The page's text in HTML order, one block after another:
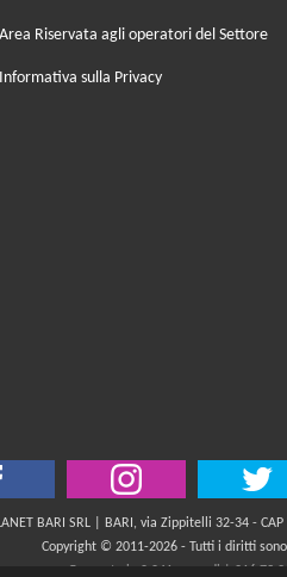
Area Riservata agli operatori del Settore
Informativa sulla Privacy
BARI SRL | BARI, via Zippitelli 32-34 -
Copyright © 2011-2026 - Tutti i diritti